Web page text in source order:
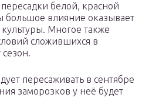
белой, красной
большое влияние оказывает
Многое также
сложившихся в
пересаживать в сентябре
заморозков у неё будет